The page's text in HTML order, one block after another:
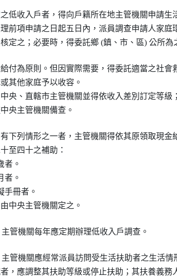
低收入戶者，得向戶籍所在地主管機關申請生
前項申請之日起五日內，派員調查申請人家庭
定之；必要時，得委託鄉 (鎮、市、區) 公所為
付為原則。但因實際需要，得委託適當之社會
其他家庭予以收容。
央、直轄市主管機關並得依收入差別訂定等級
央主管機關備查。
下列情形之一者，主管機關得依其原領取現金
至四十之補助：
者。
者。
手冊者。
中央主管機關定之。
管機關每年應定期辦理低收入戶調查。
管機關應經常派員訪問受生活扶助者之生活情
，應調整其扶助等級或停止扶助；其扶養義務